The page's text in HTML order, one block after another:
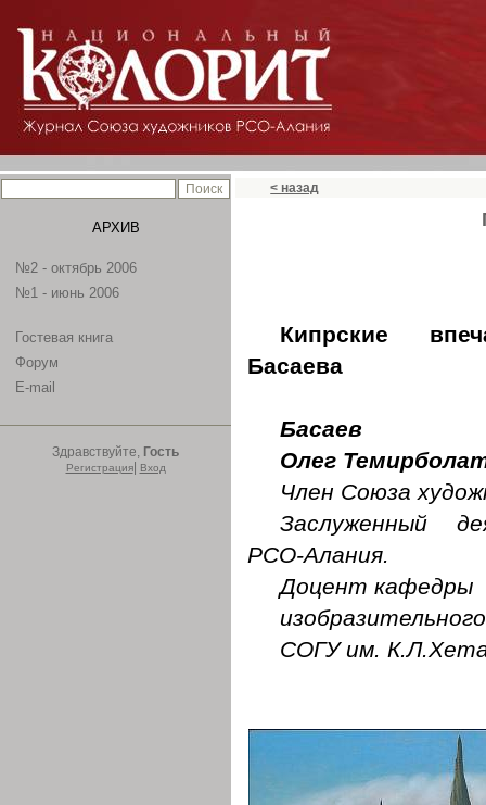
АРХИВ
№2 - октябрь 2006
№1 - июнь 2006
Гостевая книга
Форум
E-mail
Здравствуйте, Гость
Регистрация| Вход
< назад
Кипрские
Басаева
Басаев
Олег
Член Союза
Заслуженный
РСО-Алания.
Доцент кафедры
СОГУ им.